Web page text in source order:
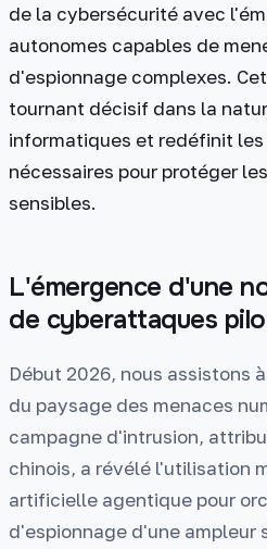
de la cybersécurité avec
autonomes capables de
d'espionnage complexes.
tournant décisif dans la
informatiques et redéfinit
nécessaires pour protéger
sensibles.
L'émergence d'une
de cyberattaques
Début 2026, nous assistons
du paysage des menaces
campagne d'intrusion,
chinois, a révélé l'utilisation
artificielle agentique pour
d'espionnage d'une ampleur